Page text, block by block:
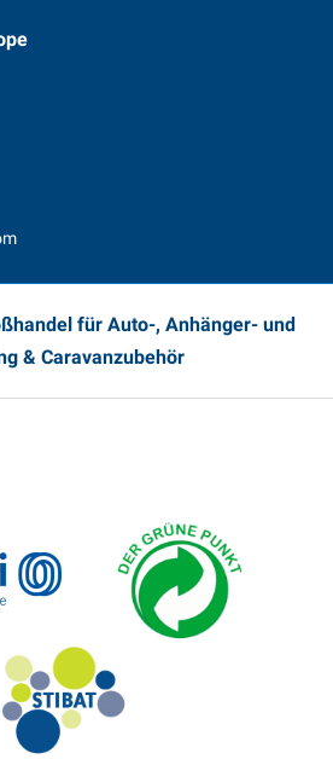
für Auto-, Anhänger- und
& Caravanzubehör